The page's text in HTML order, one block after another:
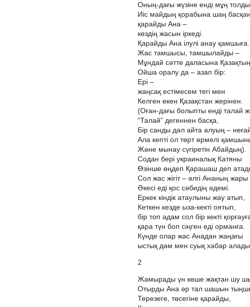
Оның-дағы жүзіне енді мұң толды.
Иіс майдың қорабына шаң басқан
қарайды Ана –
көздің жасын іркеді.
Қарайды Ана ілулі анау қамшыға.
Жас тамшысы, тамшылайды –
Мұндай сәтте даласына Қазақтың
Ойша оралу да – азап бір:
Ері –
жаңсақ естімесем тегі мен
Келген екен Қазақстан жерінен.
(Оған-дағы болыпты енді талай
“Талай” дегеннен басқа,
Бір санды дәл айта алуың –
Ала кепті ол төрт өрмелі
Және мынау сүгіретін Абайдың).
Содан бері украиналық Катяны
Өзінше өңдеп Қарашаш деп
Сол жас жігіт – әлгі Ананың жары
Әкесі еді қос сәбидің әдемі.
Еркек кіндік атаулыны жау атып,
Кеткен кезде ыза-кекті оятып,
бір топ адам сол бір кекті
қара түн боп сіңген еді орманға.
Күнде олар жас Анадан жаңағы
ыстық дәм мен суық хабар
2
Жамырады үн көше жақтан шу
Отырды Ана әр тал шашын
Терезеге, төсегіне қарайды,